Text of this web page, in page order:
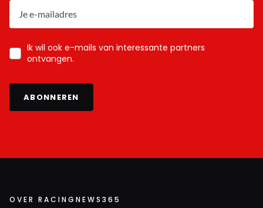
Ik wil ook e-mails van interessante partners
ontvangen.
ABONNEREN
OVER RACINGNEWS365